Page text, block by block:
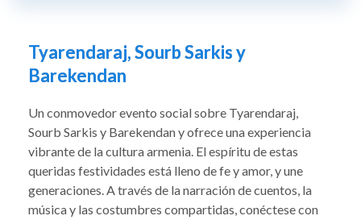
Tyarendaraj, Sourb Sarkis y
Barekendan
Un conmovedor evento social sobre Tyarendaraj,
Sourb Sarkis y Barekendan y ofrece una experiencia
vibrante de la cultura armenia. El espíritu de estas
queridas festividades está lleno de fe y amor, y une
generaciones. A través de la narración de cuentos, la
música y las costumbres compartidas, conéctese con